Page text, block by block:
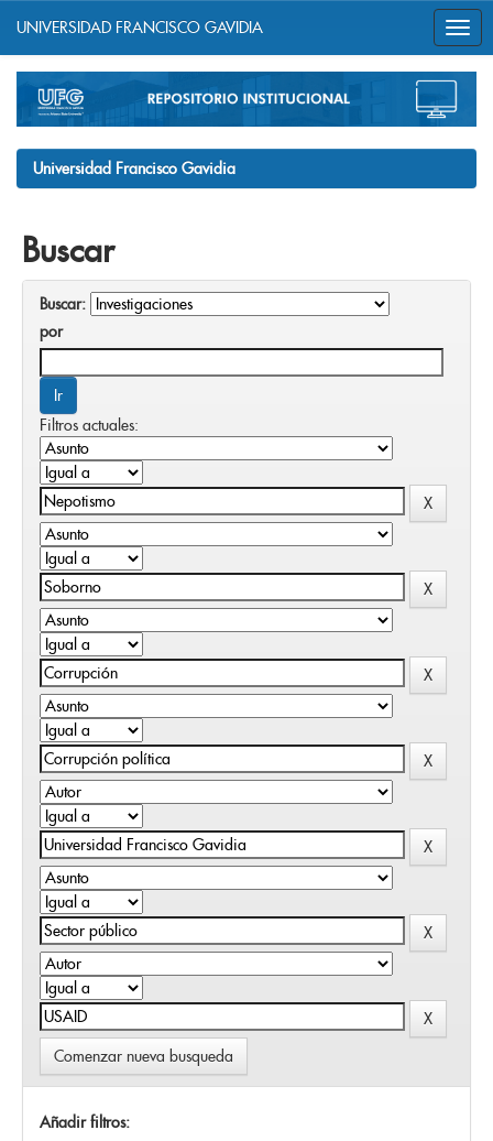
navigation
UNIVERSIDAD FRANCISCO GAVIDIA
Universidad Francisco Gavidia
Buscar
Buscar:
por
Filtros actuales:
Comenzar nueva busqueda
Añadir filtros: